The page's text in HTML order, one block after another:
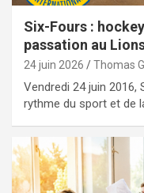
Six-Fours :
passation au
24 juin 2026 Thomas
Vendredi 24 juin 2016,
rythme du sport et de